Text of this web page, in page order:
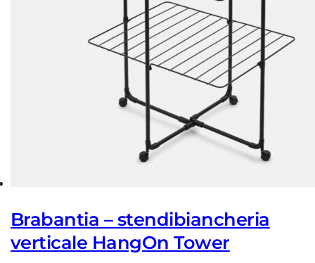
Brabantia – stendibiancheria
verticale HangOn Tower